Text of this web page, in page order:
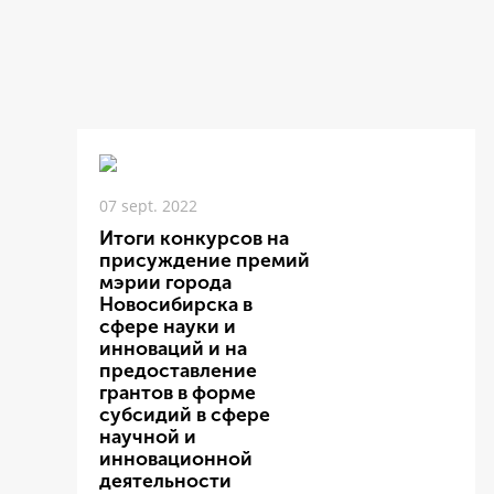
07 sept. 2022
Итоги конкурсов на
присуждение премий
мэрии города
Новосибирска в
сфере науки и
инноваций и на
предоставление
грантов в форме
субсидий в сфере
научной и
инновационной
деятельности